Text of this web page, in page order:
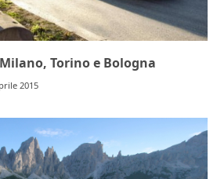
Torino e Bologna
2015